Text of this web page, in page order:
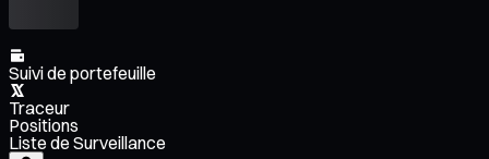
Suivi de portefeuille
Traceur
Positions
Liste de Surveillance